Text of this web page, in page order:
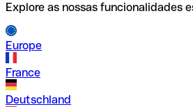
Explore as nossas funcionalidades
Europe
France
Deutschland